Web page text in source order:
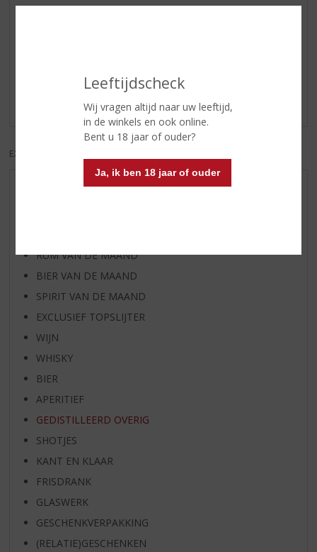
Leeftijdscheck
Wij vragen altijd naar uw leeftijd,
in de winkels en ook online.
Bent u 18 jaar of ouder?
Ja, ik ben 18 jaar of ouder
Schrijf een review
Er zijn nog geen reviews geplaatst voor dit product
EXCL. BTW
RUM VAN DE MAAND
BIER VAN DE MAAND
SPIRIT VAN DE MAAND
EXCLUSIEF TOPSLIJTER
WIJN
WHISKY
BIER
APERITIEF
GEDISTILLEERD OVERIG
SHOTJES
KANT EN KLAAR
FRISDRANK
GLASWERK
GESCHENKVERPAKKING
(RELATIE)GESCHENKEN